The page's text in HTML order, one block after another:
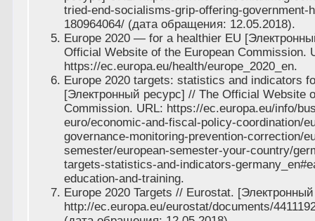
tried-end-socialisms-grip-offering-government-
180964064/ (дата обращения: 12.05.2018).
Europe 2020 — for a healthier EU
Official Website of the European Commission.
https://ec.europa.eu/health/europe_2020_en.
Europe 2020 targets: statistics and indicators
[Электронный ресурс] // The Official Website
Commission. URL: https://ec.europa.eu/info/
euro/economic-and-fiscal-policy-coordination/
governance-monitoring-prevention-correction/
semester/european-semester-your-country/
targets-statistics-and-indicators-
education-and-training.
Europe 2020 Targets // Eurostat.
http://ec.europa.eu/eurostat/documents/